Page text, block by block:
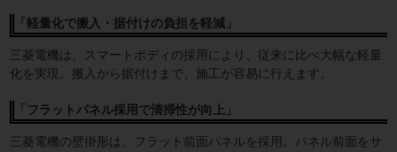
「軽量化で搬入・据付けの負担を軽減」
三菱電機は、スマートボディの採用により、従来に比べ大幅な軽量
化を実現。搬入から据付けまで、施工が容易に行えます。
「フラットパネル採用で清掃性が向上」
三菱電機の壁掛形は、フラット前面パネルを採用。パネル前面をサ